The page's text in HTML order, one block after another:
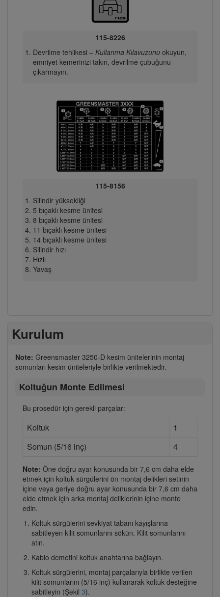
115-8226
Devrilme tehlikesi – Kullanma Kılavuzunuokuyun,
emniyet kemerinizi takın, devrilme çubuğunu
çıkarmayın.
115-8156
Silindir yüksekliği
5 bıçaklı kesme ünitesi
8 bıçaklı kesme ünitesi
11 bıçaklı kesme ünitesi
14 bıçaklı kesme ünitesi
Silindir hızı
Hızlı
Yavaş
Kurulum
Note: Greensmaster 3250-D kesim ünitelerinin montaj
somunları kesim üniteleriyle birlikte verilmektedir.
Koltuğun Monte Edilmesi
Bu prosedür için gerekli parçalar:
Koltuk
1
Somun (5/16 inç)
4
Note: Öne doğru ayar konusunda bir 7,6 cm daha elde
etmek için koltuk sürgülerini ön montaj delikleri setinin
içine veya geriye doğru ayar konusunda bir 7,6 cm daha
elde etmek için arka montaj deliklerinin içine monte
edin.
Koltuk sürgülerini sevkiyat tabanı kayışlarına
sabitleyen kilit somunlarını sökün. Kilit somunlarını
atın.
Kablo demetini koltuk anahtarına bağlayın.
Koltuk sürgülerini, montaj parçalarıyla birlikte verilen
kilit somunlarını (5/16 inç) kullanarak koltuk desteğine
sabitleyin (Şekil 3).